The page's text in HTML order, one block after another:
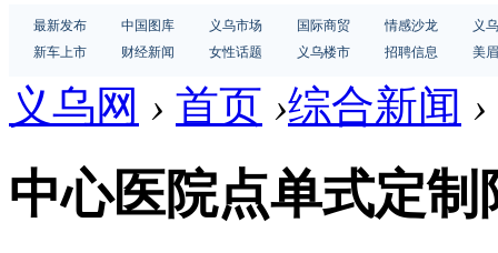
最新发布 中国图库 义乌市场 国际商贸 情感沙龙
义
新车上市
财经新闻 女性话题 义乌楼市 招聘信息 美
义乌网 › 首页 ›综合新闻 ›
中心医院点单式定